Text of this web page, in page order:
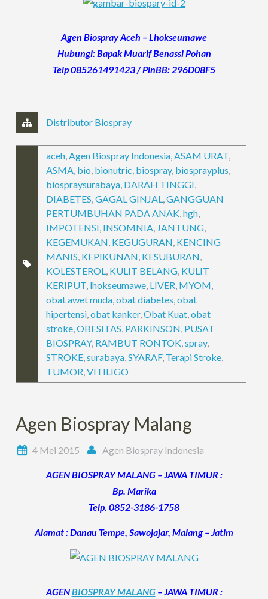
Agen Biospray Aceh – Lhokseumawe
Hubungi: Bapak Muarif Benassi Pohan
Telp 085261491423 / PinBB: 296D08F5
Distributor Biospray
aceh,Agen Biospray Indonesia,ASAM URAT,
ASMA, bio, bionutric, biospray, biosprayplus,
biospraysurabaya, DARAH TINGGI,
DIABETES,GAGAL GINJAL,GANGGUAN
PERTUMBUHAN PADA ANAK,hgh,
IMPOTENSI, INSOMNIA, JANTUNG,
KEGEMUKAN, KEGUGURAN, KENCING
MANIS, KEPIKUNAN, KESUBURAN,
KOLESTEROL, KULIT BELANG, KULIT
KERIPUT, lhokseumawe, LIVER, MYOM,
obat awet muda,obat diabetes,obat
hipertensi,obat kanker,Obat Kuat,obat
stroke,OBESITAS, PARKINSON, PUSAT
BIOSPRAY, RAMBUT RONTOK,spray,
STROKE,surabaya,SYARAF, Terapi Stroke,
TUMOR,VITILIGO
Agen Biospray Malang
4 Mei 2015 Agen Biospray Indonesia
AGEN BIOSPRAY MALANG – JAWA TIMUR :
Bp. Marika
Telp. 0852-3186-1758
Alamat : Danau Tempe, Sawojajar, Malang – Jatim
AGENBIOSPRAY MALANG– JAWA TIMUR :